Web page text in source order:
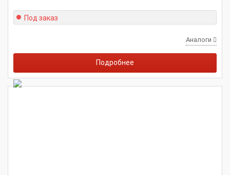
Под заказ
Аналоги
Подробнее